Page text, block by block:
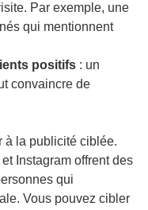
Par exemple, une
qui mentionnent
positifs : un
convaincre de
à la publicité ciblée.
Instagram offrent des
qui
Vous pouvez cibler